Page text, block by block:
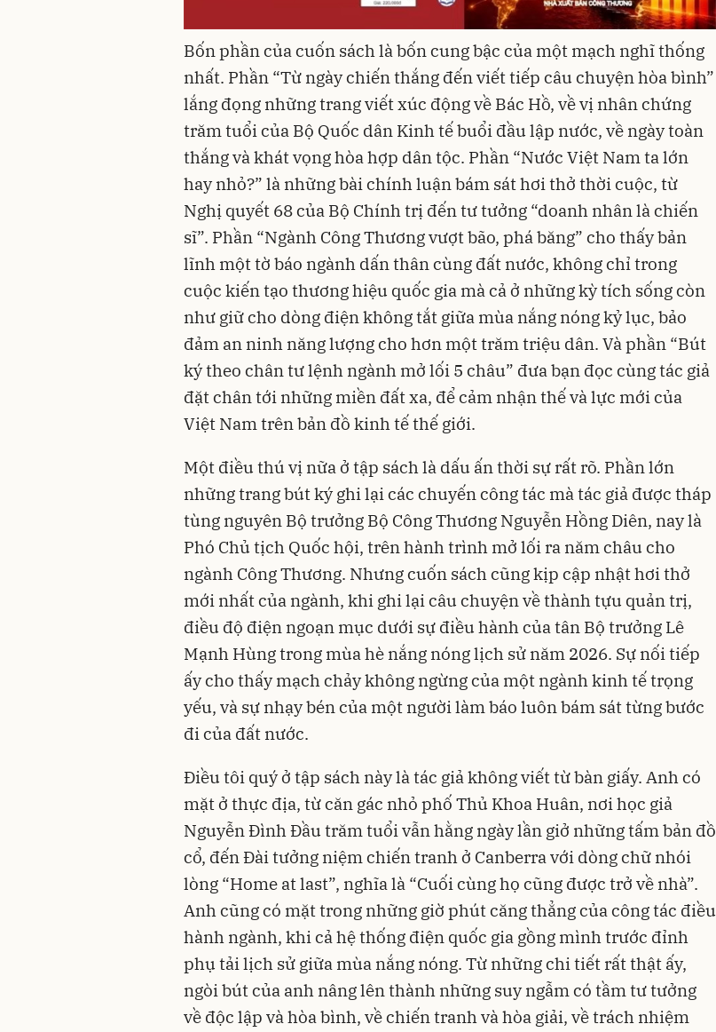
Bốn phần của cuốn sách là bốn cung bậc của một mạch nghĩ thống
nhất. Phần “Từ ngày chiến thắng đến viết tiếp câu chuyện hòa bình”
lắng đọng những trang viết xúc động về Bác Hồ, về vị nhân chứng
trăm tuổi của Bộ Quốc dân Kinh tế buổi đầu lập nước, về ngày toàn
thắng và khát vọng hòa hợp dân tộc. Phần “Nước Việt Nam ta lớn
hay nhỏ?” là những bài chính luận bám sát hơi thở thời cuộc, từ
Nghị quyết 68 của Bộ Chính trị đến tư tưởng “doanh nhân là chiến
sĩ”. Phần “Ngành Công Thương vượt bão, phá băng” cho thấy bản
lĩnh một tờ báo ngành dấn thân cùng đất nước, không chỉ trong
cuộc kiến tạo thương hiệu quốc gia mà cả ở những kỳ tích sống còn
như giữ cho dòng điện không tắt giữa mùa nắng nóng kỷ lục, bảo
đảm an ninh năng lượng cho hơn một trăm triệu dân. Và phần “Bút
ký theo chân tư lệnh ngành mở lối 5 châu” đưa bạn đọc cùng tác giả
đặt chân tới những miền đất xa, để cảm nhận thế và lực mới của
Việt Nam trên bản đồ kinh tế thế giới.
Một điều thú vị nữa ở tập sách là dấu ấn thời sự rất rõ. Phần lớn
những trang bút ký ghi lại các chuyến công tác mà tác giả được tháp
tùng nguyên Bộ trưởng Bộ Công Thương Nguyễn Hồng Diên, nay là
Phó Chủ tịch Quốc hội, trên hành trình mở lối ra năm châu cho
ngành Công Thương. Nhưng cuốn sách cũng kịp cập nhật hơi thở
mới nhất của ngành, khi ghi lại câu chuyện về thành tựu quản trị,
điều độ điện ngoạn mục dưới sự điều hành của tân Bộ trưởng Lê
Mạnh Hùng trong mùa hè nắng nóng lịch sử năm 2026. Sự nối tiếp
ấy cho thấy mạch chảy không ngừng của một ngành kinh tế trọng
yếu, và sự nhạy bén của một người làm báo luôn bám sát từng bước
đi của đất nước.
Điều tôi quý ở tập sách này là tác giả không viết từ bàn giấy. Anh có
mặt ở thực địa, từ căn gác nhỏ phố Thủ Khoa Huân, nơi học giả
Nguyễn Đình Đầu trăm tuổi vẫn hằng ngày lần giở những tấm bản đồ
cổ, đến Đài tưởng niệm chiến tranh ở Canberra với dòng chữ nhói
lòng “Home at last”, nghĩa là “Cuối cùng họ cũng được trở về nhà”.
Anh cũng có mặt trong những giờ phút căng thẳng của công tác điều
hành ngành, khi cả hệ thống điện quốc gia gồng mình trước đỉnh
phụ tải lịch sử giữa mùa nắng nóng. Từ những chi tiết rất thật ấy,
ngòi bút của anh nâng lên thành những suy ngẫm có tầm tư tưởng
về độc lập và hòa bình, về chiến tranh và hòa giải, về trách nhiệm